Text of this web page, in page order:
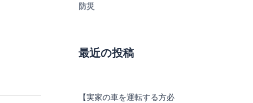
防災
最近の投稿
【実家の車を運転する方必